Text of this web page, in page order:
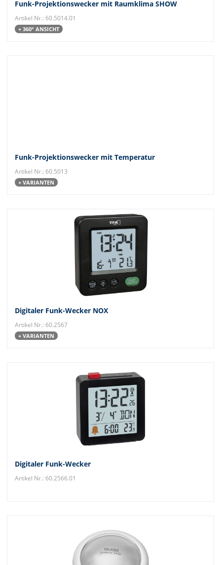
Funk-Projektionswecker mit Raumklima SHOW
Artikel Nr.: 60.5014.01
+ 360° ANSICHT
Funk-Projektionswecker mit Temperatur
Artikel Nr.: 60.5013
+ VARIANTEN
Digitaler Funk-Wecker NOX
Artikel Nr.: 60.2567
+ VARIANTEN
Digitaler Funk-Wecker
Artikel Nr.: 60.2566.01